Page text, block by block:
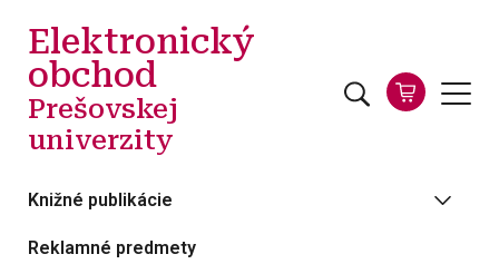
Elektronický
obchod
Prešovskej
univerzity
Knižné publikácie
Reklamné predmety